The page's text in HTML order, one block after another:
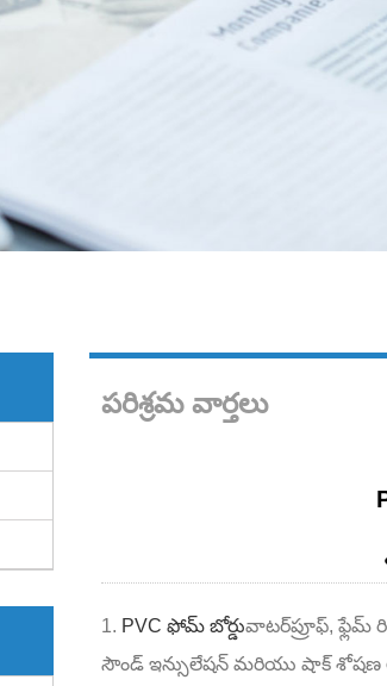
పరిశ్రమ వార్తలు
1. PVC ఫోమ్ బోర్డువాటర్‌ప్రూఫ్,
సౌండ్ ఇన్సులేషన్ మరియు షాక్ శోషణ